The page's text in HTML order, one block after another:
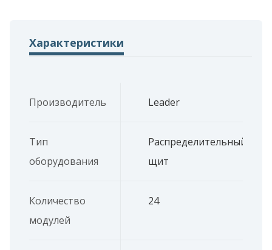
Характеристики
Производитель Leader
Тип
оборудования
Распределительный
щит
Количество
модулей
24